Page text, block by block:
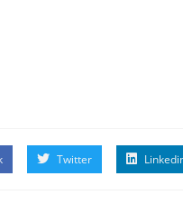
Twitter